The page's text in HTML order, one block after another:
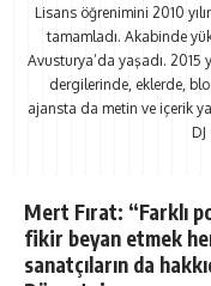
Lisans öğrenimini 2010
tamamladı. Akabinde
Avusturya’da yaşadı. 2015
dergilerinde, eklerde,
ajansta da metin ve içerik
Mert Fırat: “Farklı
fikir beyan etmek
sanatçıların da